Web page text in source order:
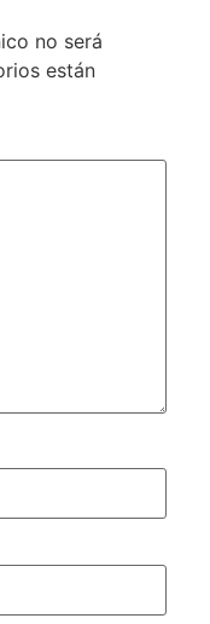
no será
están